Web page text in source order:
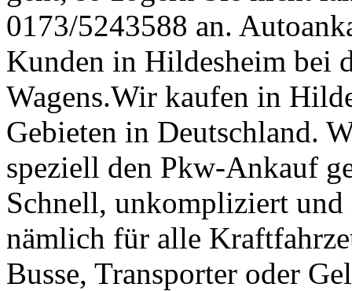
0173/5243588 an.
Kunden in Hildesheim bei
Wagens.Wir kaufen in
Gebieten in Deutschland.
speziell den Pkw-Ankauf
Schnell, unkompliziert
nämlich für alle
Busse, Transporter oder